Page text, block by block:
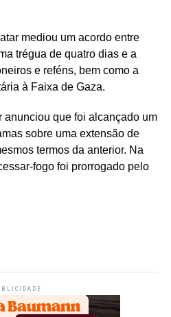
mediou um acordo entre
trégua de quatro dias e a
e reféns, bem como a
à Faixa de Gaza.
anunciou que foi alcançado um
sobre uma extensão de
termos da anterior. Na
fogo foi prorrogado pelo